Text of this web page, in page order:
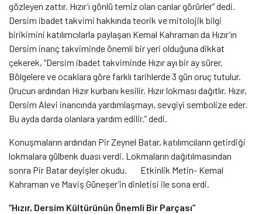
gözleyen zattır. Hızır’ı gönlü temiz olan canlar görürler” dedi.
Dersim ibadet takvimi hakkında teorik ve mitolojik bilgi
birikimini katılımcılarla paylaşan Kemal Kahraman da Hızır’ın
Dersim inanç takviminde önemli bir yeri olduğuna dikkat
çekerek, “Dersim ibadet takviminde Hızır ayı bir ay sürer.
Bölgelere ve ocaklara göre farklı tarihlerde 3 gün oruç tutulur.
Orucun ardından Hızır kurbanı kesilir, Hızır lokması dağıtlır. Hızır,
Dersim Alevi inancında yardımlaşmayı, sevgiyi sembolize eder.
Bu ayda darda olanlara yardım edilir.” dedi.
Konuşmaların ardından Pir Zeynel Batar, katılımcıların getirdiği
lokmalara gülbenk duası verdi. Lokmaların dağıtılmasından
sonra Pir Batar deyişler okudu. Etkinlik Metin- Kemal
Kahraman ve Maviş Güneşer’in dinletisi ile sona erdi.
“Hızır, Dersim Kültürünün Önemli Bir Parçası”